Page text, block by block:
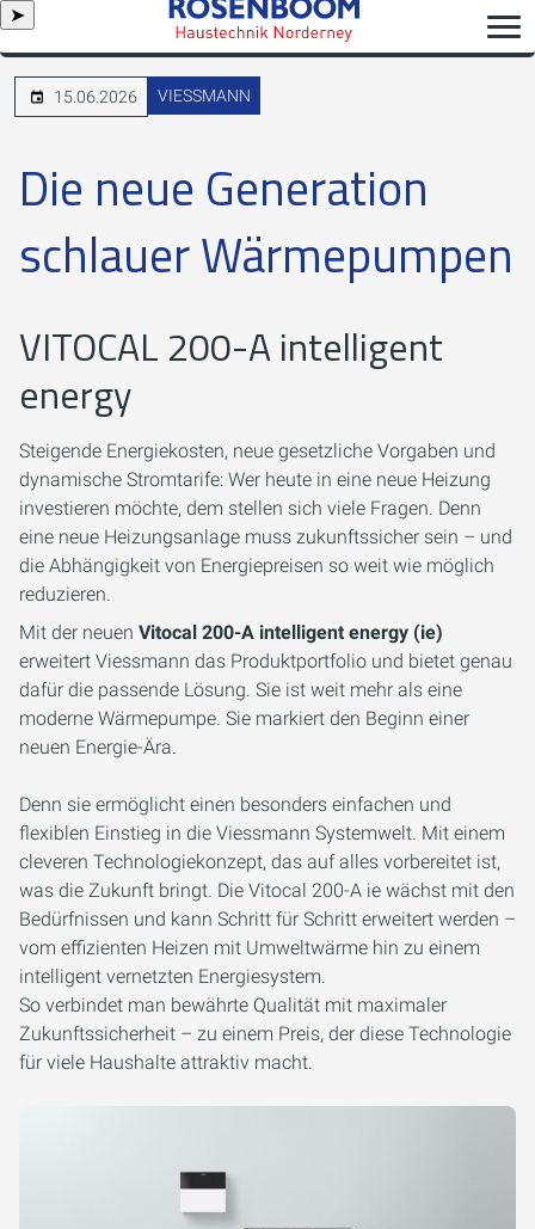
➤
15.06.2026 VIESSMANN
Die neue Generation
schlauer Wärmepumpen
VITOCAL 200-A intelligent
energy
Steigende Energiekosten, neue gesetzliche Vorgaben und
dynamische Stromtarife: Wer heute in eine neue Heizung
investieren möchte, dem stellen sich viele Fragen. Denn
eine neue Heizungsanlage muss zukunftssicher sein – und
die Abhängigkeit von Energiepreisen so weit wie möglich
reduzieren.
Mit der neuen Vitocal 200-A intelligent energy (ie)
erweitert Viessmann das Produktportfolio und bietet genau
dafür die passende Lösung. Sie ist weit mehr als eine
moderne Wärmepumpe. Sie markiert den Beginn einer
neuen Energie-Ära.
Denn sie ermöglicht einen besonders einfachen und
flexiblen Einstieg in die Viessmann Systemwelt. Mit einem
cleveren Technologiekonzept, das auf alles vorbereitet ist,
was die Zukunft bringt. Die Vitocal 200-A ie wächst mit den
Bedürfnissen und kann Schritt für Schritt erweitert werden –
vom effizienten Heizen mit Umweltwärme hin zu einem
intelligent vernetzten Energiesystem.
So verbindet man bewährte Qualität mit maximaler
Zukunftssicherheit – zu einem Preis, der diese Technologie
für viele Haushalte attraktiv macht.